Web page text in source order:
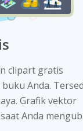
clipart gratis
Anda.
Grafik vektor
Anda